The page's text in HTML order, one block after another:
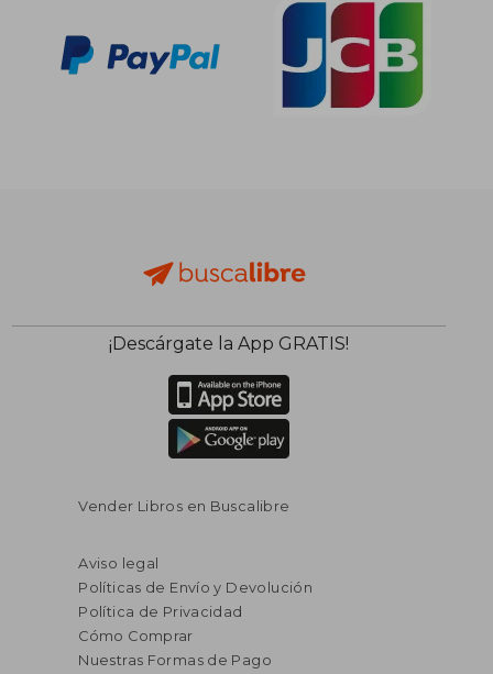
¡Descárgate la App GRATIS!
Vender Libros en Buscalibre
Aviso legal
Políticas de Envío y Devolución
Política de Privacidad
Cómo Comprar
Nuestras Formas de Pago